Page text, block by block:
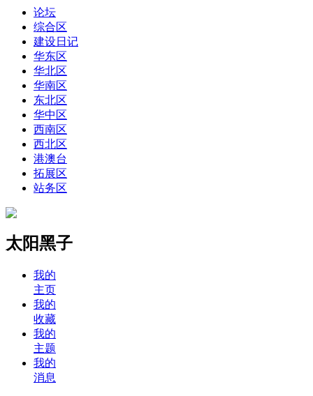
论坛
综合区
建设日记
华东区
华北区
华南区
东北区
华中区
西南区
西北区
港澳台
拓展区
站务区
太阳黑子
我的
主页
我的
收藏
我的
主题
我的
消息